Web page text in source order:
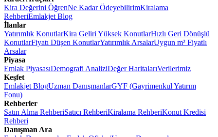
Kira Değerini ÖğrenNe Kadar ÖdeyebilirimKiralama
RehberiEmlakjet Blog
İlanlar
Yatırımlık KonutlarKira Geliri Yüksek KonutlarHızlı Geri Dönüşlü
KonutlarFiyatı Düşen KonutlarYatırımlık ArsalarUygun m² Fiyatlı
Arsalar
Piyasa
Emlak PiyasasıDemografi AnaliziDeğer HaritalarıVerilerimiz
Keşfet
Emlakjet BlogUzman DanışmanlarGYF (Gayrimenkul Yatırım
Fonu)
Rehberler
Satın Alma RehberiSatıcı RehberiKiralama RehberiKonut Kredisi
Rehberi
Danışman Ara